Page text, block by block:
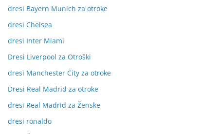
dresi Bayern Munich za otroke
dresi Chelsea
dresi Inter Miami
Dresi Liverpool za Otroški
dresi Manchester City za otroke
Dresi Real Madrid za otroke
dresi Real Madrid za Ženske
dresi ronaldo